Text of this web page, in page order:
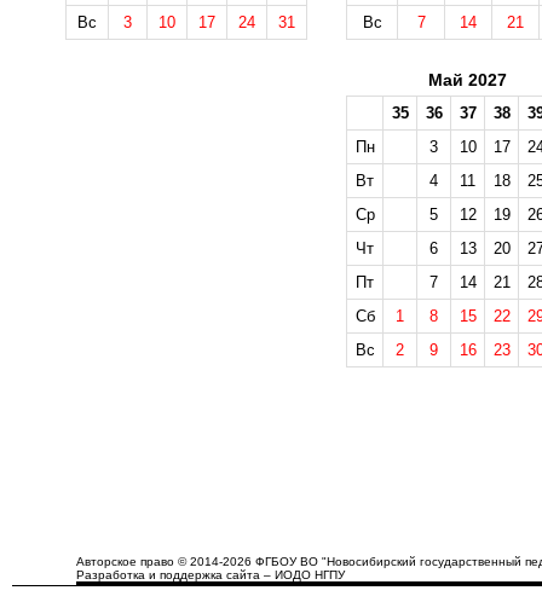
Вс
3 10 17 24 31
Вс
7 14 21
Май 2027
35 36 37 38
Пн
3 10 17
Вт
4 11 18
Ср
5 12 19
Чт
6 13 20
Пт
7 14 21
Сб
1 8 15 22
Вс
2 9 16 23
Авторское право © 2014-2026 ФГБОУ ВО "Новосибирский государственный
Разработка и поддержка сайта – ИОДО НГПУ